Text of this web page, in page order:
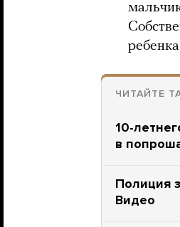
ЧИТАЙТЕ
10-
в
Полиция
Видео